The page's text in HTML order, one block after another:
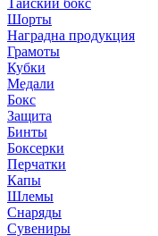
Тайский бокс
Шорты
Наградна продукция
Грамоты
Кубки
Медали
Бокс
Защита
Бинты
Боксерки
Перчатки
Капы
Шлемы
Снаряды
Сувениры